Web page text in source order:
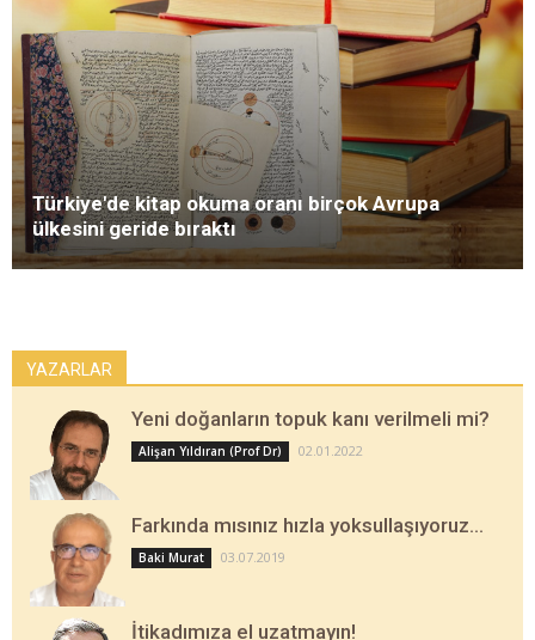
Türkiye'de kitap okuma oranı birçok Avrupa
ülkesini geride bıraktı
YAZARLAR
Yeni doğanların topuk kanı verilmeli mi?
Alişan Yıldıran (Prof Dr) 02.01.2022
Farkında mısınız hızla yoksullaşıyoruz…
Baki Murat 03.07.2019
İtikadımıza el uzatmayın!